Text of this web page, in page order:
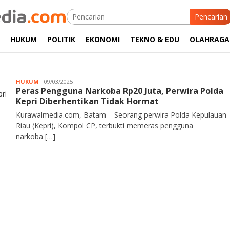
Pencarian
HUKUM POLITIK EKONOMI TEKNO & EDU OLAHRAGA
HUKUM Kurawalmedia
09/03/2025
Peras Pengguna Narkoba Rp20 Juta, Perwira Polda
Kepri Diberhentikan Tidak Hormat
Kurawalmedia.com, Batam – Seorang perwira Polda Kepulauan
Riau (Kepri), Kompol CP, terbukti memeras pengguna
narkoba […]